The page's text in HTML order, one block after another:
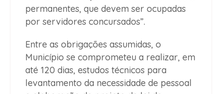
permanentes, que devem ser ocupadas
por servidores concursados”.
Entre as obrigações assumidas, o
Município se comprometeu a realizar, em
até 120 dias, estudos técnicos para
levantamento da necessidade de pessoal